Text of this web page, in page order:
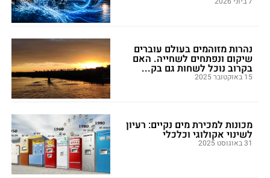
נהרות מזוהמים בעולם עוברים
שיקום ונפתחים לשחייה. האם
בקרוב נוכל לשחות גם בק...
15 באוקטובר 2025
מכונות למכירת מים נקיים: רעיון
לשינוי אקולוגי וכלכלי
31 באוגוסט 2025